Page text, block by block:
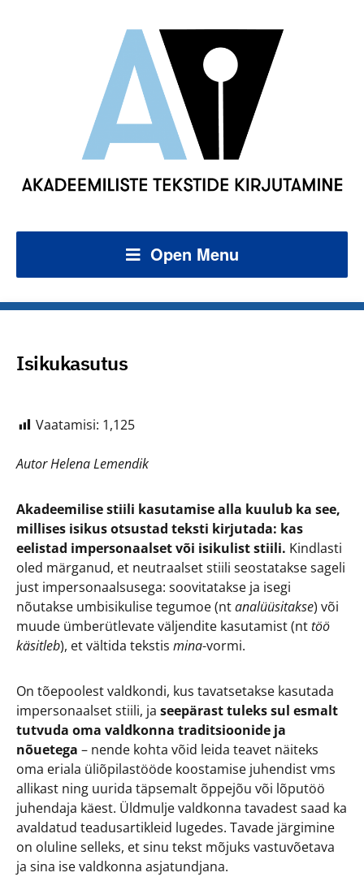
Open Menu
Isikukasutus
Vaatamisi: 1,125
Autor Helena Lemendik
Akadeemilise stiili kasutamise alla kuulub ka see,
millises isikus otsustad teksti kirjutada: kas
eelistad impersonaalset või isikulist stiili. Kindlasti
oled märganud, et neutraalset stiili seostatakse sageli
just impersonaalsusega: soovitatakse ja isegi
nõutakse umbisikulise tegumoe (ntanalüüsitakse) või
muude ümberütlevate väljendite kasutamist (nttöö
käsitleb), et vältida tekstis mina-vormi.
On tõepoolest valdkondi, kus tavatsetakse kasutada
impersonaalset stiili, ja seepärast tuleks sul esmalt
tutvuda oma valdkonna traditsioonide ja
nõuetega – nende kohta võid leida teavet näiteks
oma eriala üliõpilastööde koostamise juhendist vms
allikast ning uurida täpsemalt õppejõu või lõputöö
juhendaja käest. Üldmulje valdkonna tavadest saad ka
avaldatud teadusartikleid lugedes. Tavade järgimine
on oluline selleks, et sinu tekst mõjuks vastuvõetava
ja sina ise valdkonna asjatundjana.